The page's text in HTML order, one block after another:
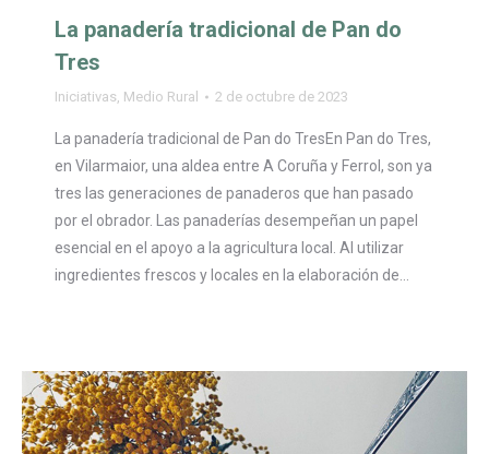
La panadería tradicional de Pan do
Tres
Iniciativas, Medio Rural 2 de octubre de 2023
La panadería tradicional de Pan do TresEn Pan do Tres,
en Vilarmaior, una aldea entre A Coruña y Ferrol, son ya
tres las generaciones de panaderos que han pasado
por el obrador. Las panaderías desempeñan un papel
esencial en el apoyo a la agricultura local. Al utilizar
ingredientes frescos y locales en la elaboración de…